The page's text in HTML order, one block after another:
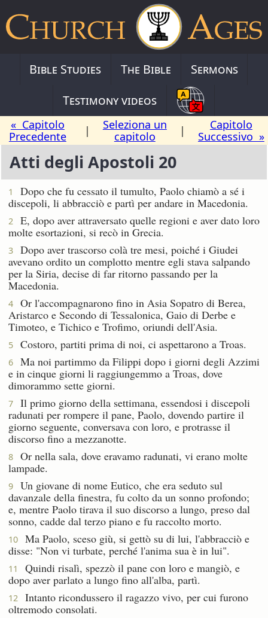
Bible Studies The Bible
Sermons
Testimony videos
« Capitolo
Precedente
|
Seleziona un
capitolo
|
Capitolo
Successivo »
Atti degli Apostoli 20
1
Dopo che fu cessato il tumulto, Paolo chiamò a sé i
discepoli, li abbracciò e partì per andare in Macedonia.
2
E, dopo aver attraversato quelle regioni e aver dato loro
molte esortazioni, si recò in Grecia.
3
Dopo aver trascorso colà tre mesi, poiché i Giudei
avevano ordito un complotto mentre egli stava salpando
per la Siria, decise di far ritorno passando per la
Macedonia.
4
Or l'accompagnarono fino in Asia Sopatro di Berea,
Aristarco e Secondo di Tessalonica, Gaio di Derbe e
Timoteo, e Tichico e Trofimo, oriundi dell'Asia.
5 Costoro, partiti prima di noi, ci aspettarono a Troas.
6
Ma noi partimmo da Filippi dopo i giorni degli Azzimi
e in cinque giorni li raggiungemmo a Troas, dove
dimorammo sette giorni.
7
Il primo giorno della settimana, essendosi i discepoli
radunati per rompere il pane, Paolo, dovendo partire il
giorno seguente, conversava con loro, e protrasse il
discorso fino a mezzanotte.
8
Or nella sala, dove eravamo radunati, vi erano molte
lampade.
9
Un giovane di nome Eutico, che era seduto sul
davanzale della finestra, fu colto da un sonno profondo;
e, mentre Paolo tirava il suo discorso a lungo, preso dal
sonno, cadde dal terzo piano e fu raccolto morto.
10
Ma Paolo, sceso giù, si gettò su di lui, l'abbracciò e
disse: "Non vi turbate, perché l'anima sua è in lui".
11
Quindi risalì, spezzò il pane con loro e mangiò, e
dopo aver parlato a lungo fino all'alba, partì.
12
Intanto ricondussero il ragazzo vivo, per cui furono
oltremodo consolati.